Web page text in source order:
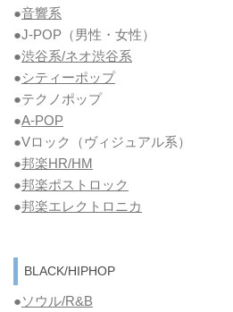
●音響系
●J-POP（男性・女性）
●渋谷系/ネオ渋谷系
●シティーポップ
●テクノポップ
●A-POP
●Vロック
（ヴィジュアル系）
●邦楽HR/HM
●邦楽ポストロック
●邦楽エレクトロニカ
BLACK/HIPHOP
●ソウル/R&B